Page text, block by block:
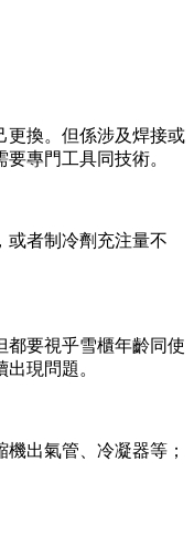
更換。但係涉及焊接或
專門工具同技術。
或者制冷劑充注量不
都要視乎雪櫃年齡同使
現問題。
出氣管、冷凝器等；